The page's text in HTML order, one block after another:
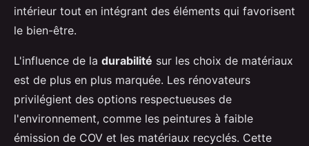
intérieur tout en intégrant des éléments qui favorisent
le bien-être.
L'influence de la durabilité sur les choix de matériaux
est de plus en plus marquée. Les rénovateurs
privilégient des options respectueuses de
l'environnement, comme les peintures à faible
émission de COV et les matériaux recyclés. Cette